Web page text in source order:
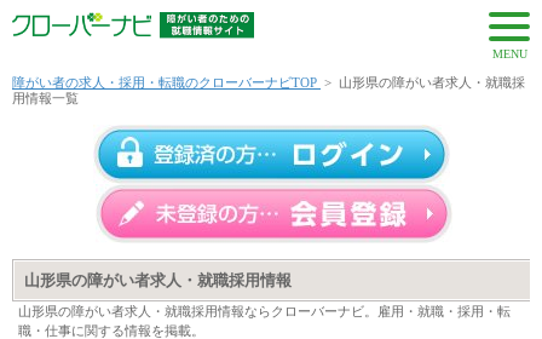
MENU
障がい者の求人・採用・転職のクローバーナビTOP > 山形県の障がい者求人・就職採
用情報一覧
山形県の障がい者求人・就職採用情報
山形県の障がい者求人・就職採用情報ならクローバーナビ。雇用・就職・採用・転
職・仕事に関する情報を掲載。